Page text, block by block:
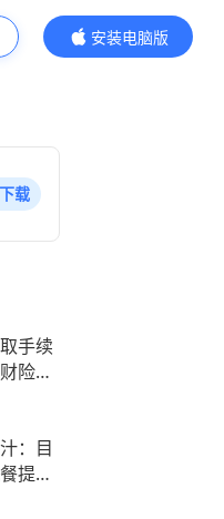
安装电脑版
内容更精彩
载
手续
险天
66万
：目
提供
班一